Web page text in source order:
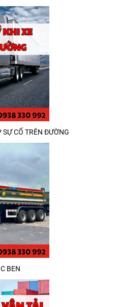
SỰ CỐ TRÊN ĐƯỜNG
BEN